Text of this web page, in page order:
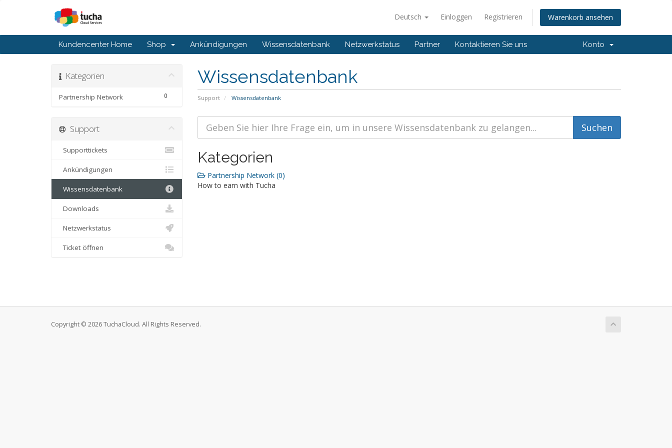
Deutsch Einloggen Registrieren Warenkorb ansehen
Kundencenter Home Shop Ankündigungen Wissensdatenbank Netzwerkstatus Partner Kontaktieren Sie uns Konto
Wissensdatenbank
Support Wissensdatenbank
Kategorien
0
Partnership Network
Kategorien
Partnership Network (0)
How to earn with Tucha
Support
Supporttickets
Ankündigungen
Wissensdatenbank
Downloads
Netzwerkstatus
Ticket öffnen
Copyright © 2026 TuchaCloud. All Rights Reserved.